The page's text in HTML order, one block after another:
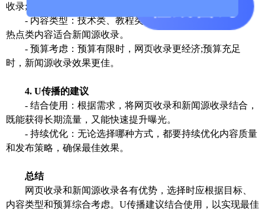
收录;如果需要快速曝光和品牌提升，选择新闻源收录。
- 内容类型：技术类、教程类内容适合网页收录;新闻、
热点类内容适合新闻源收录。
- 预算考虑：预算有限时，网页收录更经济;预算充足
时，新闻源收录效果更佳。
4. U传播的建议
- 结合使用：根据需求，将网页收录和新闻源收录结合，
既能获得长期流量，又能快速提升曝光。
- 持续优化：无论选择哪种方式，都要持续优化内容质量
和发布策略，确保最佳效果。
总结
网页收录和新闻源收录各有优势，选择时应根据目标、
内容类型和预算综合考虑。U传播建议结合使用，以实现最佳